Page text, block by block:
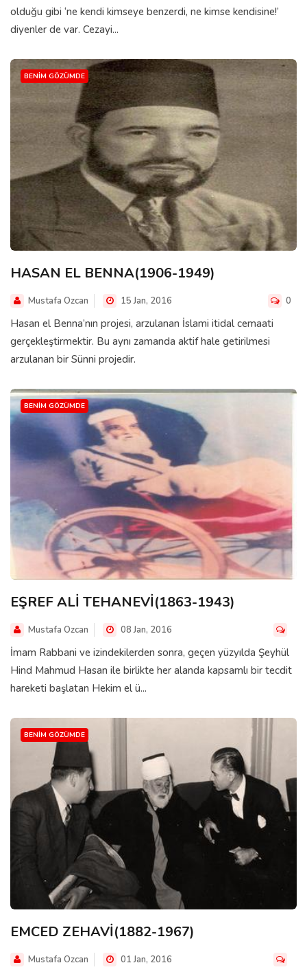
olduğu gibi ‘ne kendi kimseye benzerdi, ne kimse kendisine!’
diyenler de var. Cezayi...
BENIM GÖZÜMDE
HASAN EL BENNA(1906-1949)
Mustafa Ozcan 15 Jan, 2016 0
Hasan el Benna’nın projesi, arzulanan İslami itidal cemaati
gerçekleştirmektir. Bu aynı zamanda aktif hale getirilmesi
arzulanan bir Sünni projedir.
BENIM GÖZÜMDE
EŞREF ALİ TEHANEVİ(1863-1943)
Mustafa Ozcan 08 Jan, 2016
İmam Rabbani ve izindekilerden sonra, geçen yüzyılda Şeyhül
Hind Mahmud Hasan ile birlikte her alanda kapsamlı bir tecdit
hareketi başlatan Hekim el ü...
BENIM GÖZÜMDE
EMCED ZEHAVİ(1882-1967)
Mustafa Ozcan 01 Jan, 2016